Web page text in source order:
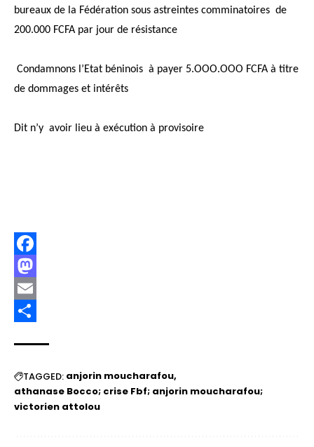
bureaux de la Fédération sous astreintes comminatoires de
200.000 FCFA par jour de résistance
Condamnons l’Etat béninois à payer 5.OOO.OOO FCFA à titre
de dommages et intérêts
Dit n’y avoir lieu à exécution à provisoire
Facebook
Mastodon
Email
TAGGED: anjorin moucharafou
athanase Bocco; crise Fbf; anjorin moucharafou;
victorien attolou